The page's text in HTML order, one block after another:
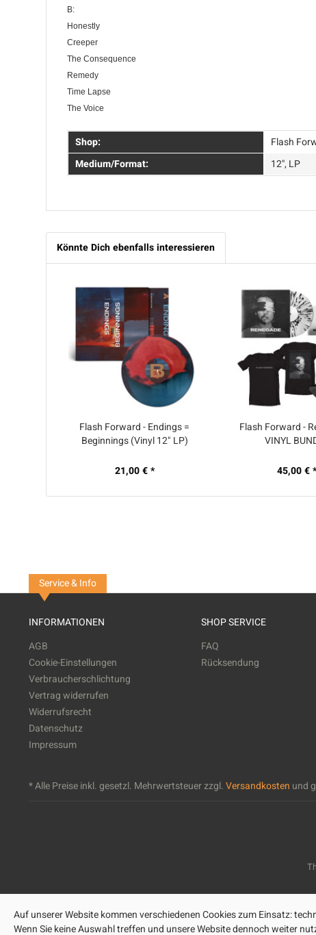
B:
Honestly
Creeper
The Consequence
Remedy
Time Lapse
The Voice
Shop:
Flash
Medium/Format:
12'', LP
Könnte Dich ebenfalls interessieren
Flash Forward - Endings =
Beginnings (Vinyl 12" LP)
21,00 € *
Flash Forward -
VINYL
45,00 €
Service & Info
INFORMATIONEN
AGB
Cookie-Einstellungen
Verbraucherschlichtung
Vertrag widerrufen
Widerrufsrecht
Datenschutz
Impressum
SHOP SERVICE
FAQ
Rücksendung
* Alle Preise inkl. gesetzl. Mehrwertsteuer zzgl.Versandkosten und
Auf unserer Website kommen verschiedenen Cookies zum Einsatz:
Wenn Sie keine Auswahl treffen und unsere Website dennoch weiter